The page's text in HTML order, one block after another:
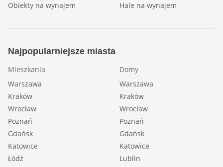
Obiekty na wynajem
Hale na wynajem
Najpopularniejsze miasta
Mieszkania
Warszawa
Kraków
Wrocław
Poznań
Gdańsk
Katowice
Łódź
Domy
Warszawa
Kraków
Wrocław
Poznań
Gdańsk
Katowice
Lublin